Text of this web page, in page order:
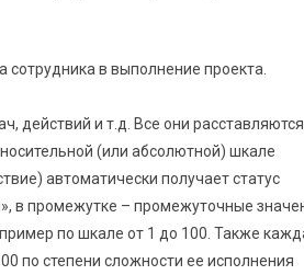
в выполнение проекта.
действий и т.д. Все они
(или абсолютной) шкале
автоматически получает статус
в промежутке – промежуточные
по шкале от 1 до 100. Также
по степени сложности ее исполнения